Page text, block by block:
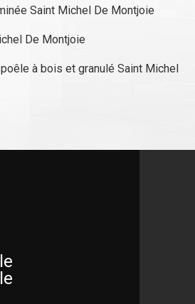
Saint Michel De Montjoie
De Montjoie
à bois et granulé Saint Michel